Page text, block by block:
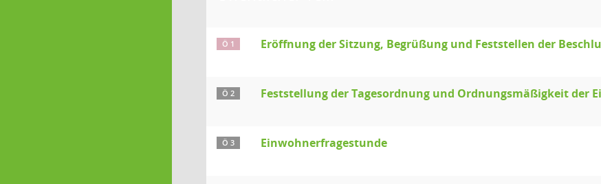
Ö 1 Eröffnung der Sitzung, Begrüßung und Feststellen der
Ö 2 Feststellung der Tagesordnung und Ordnungsmäßigkeit der
Ö 3 Einwohnerfragestunde